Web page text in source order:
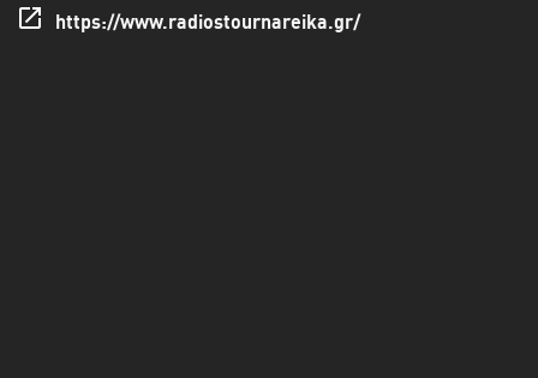
Ελλάδα
https://www.radiostournareika.gr/